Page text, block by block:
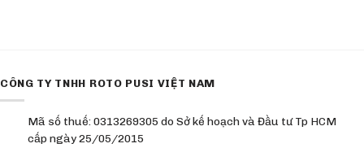
CÔNG TY TNHH ROTO PUSI VIỆT NAM
Mã số thuế: 0313269305 do Sở kế hoạch và Đầu tư Tp HCM
cấp ngày 25/05/2015